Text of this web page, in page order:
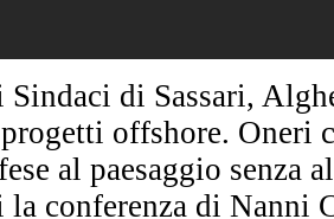
di Sassari,
offshore. Oneri
al paesaggio senza
conferenza di Nanni